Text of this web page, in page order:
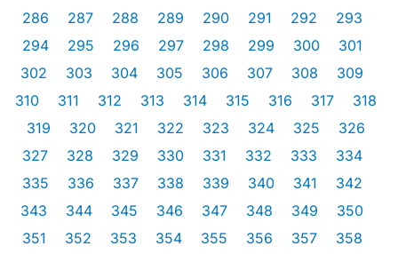
286
287 288 289 290 291 292
293
294
295 296 297 298 299 300
301
302
303 304 305 306 307 308
309
310
311 312 313 314 315 316 317
318
319
320 321 322 323 324 325
326
327
328 329 330 331 332 333
334
335
336 337 338 339 340 341
342
343
344 345 346 347 348 349
350
351
352 353 354 355 356 357
358